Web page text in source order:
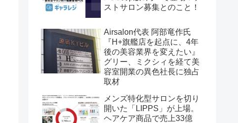
ストサロン募集とのこと！
Airsalon代表 阿部竜作氏
『H+旗艦店を起点に、4年
後の美容業界を変えたい』
グリー、ミクシィを経て美
容室開業の異色社長に独占
取材
メンズ特化型サロンを切り
開いた「LIPPS」が上場。
ヘアケア商品で売上33億